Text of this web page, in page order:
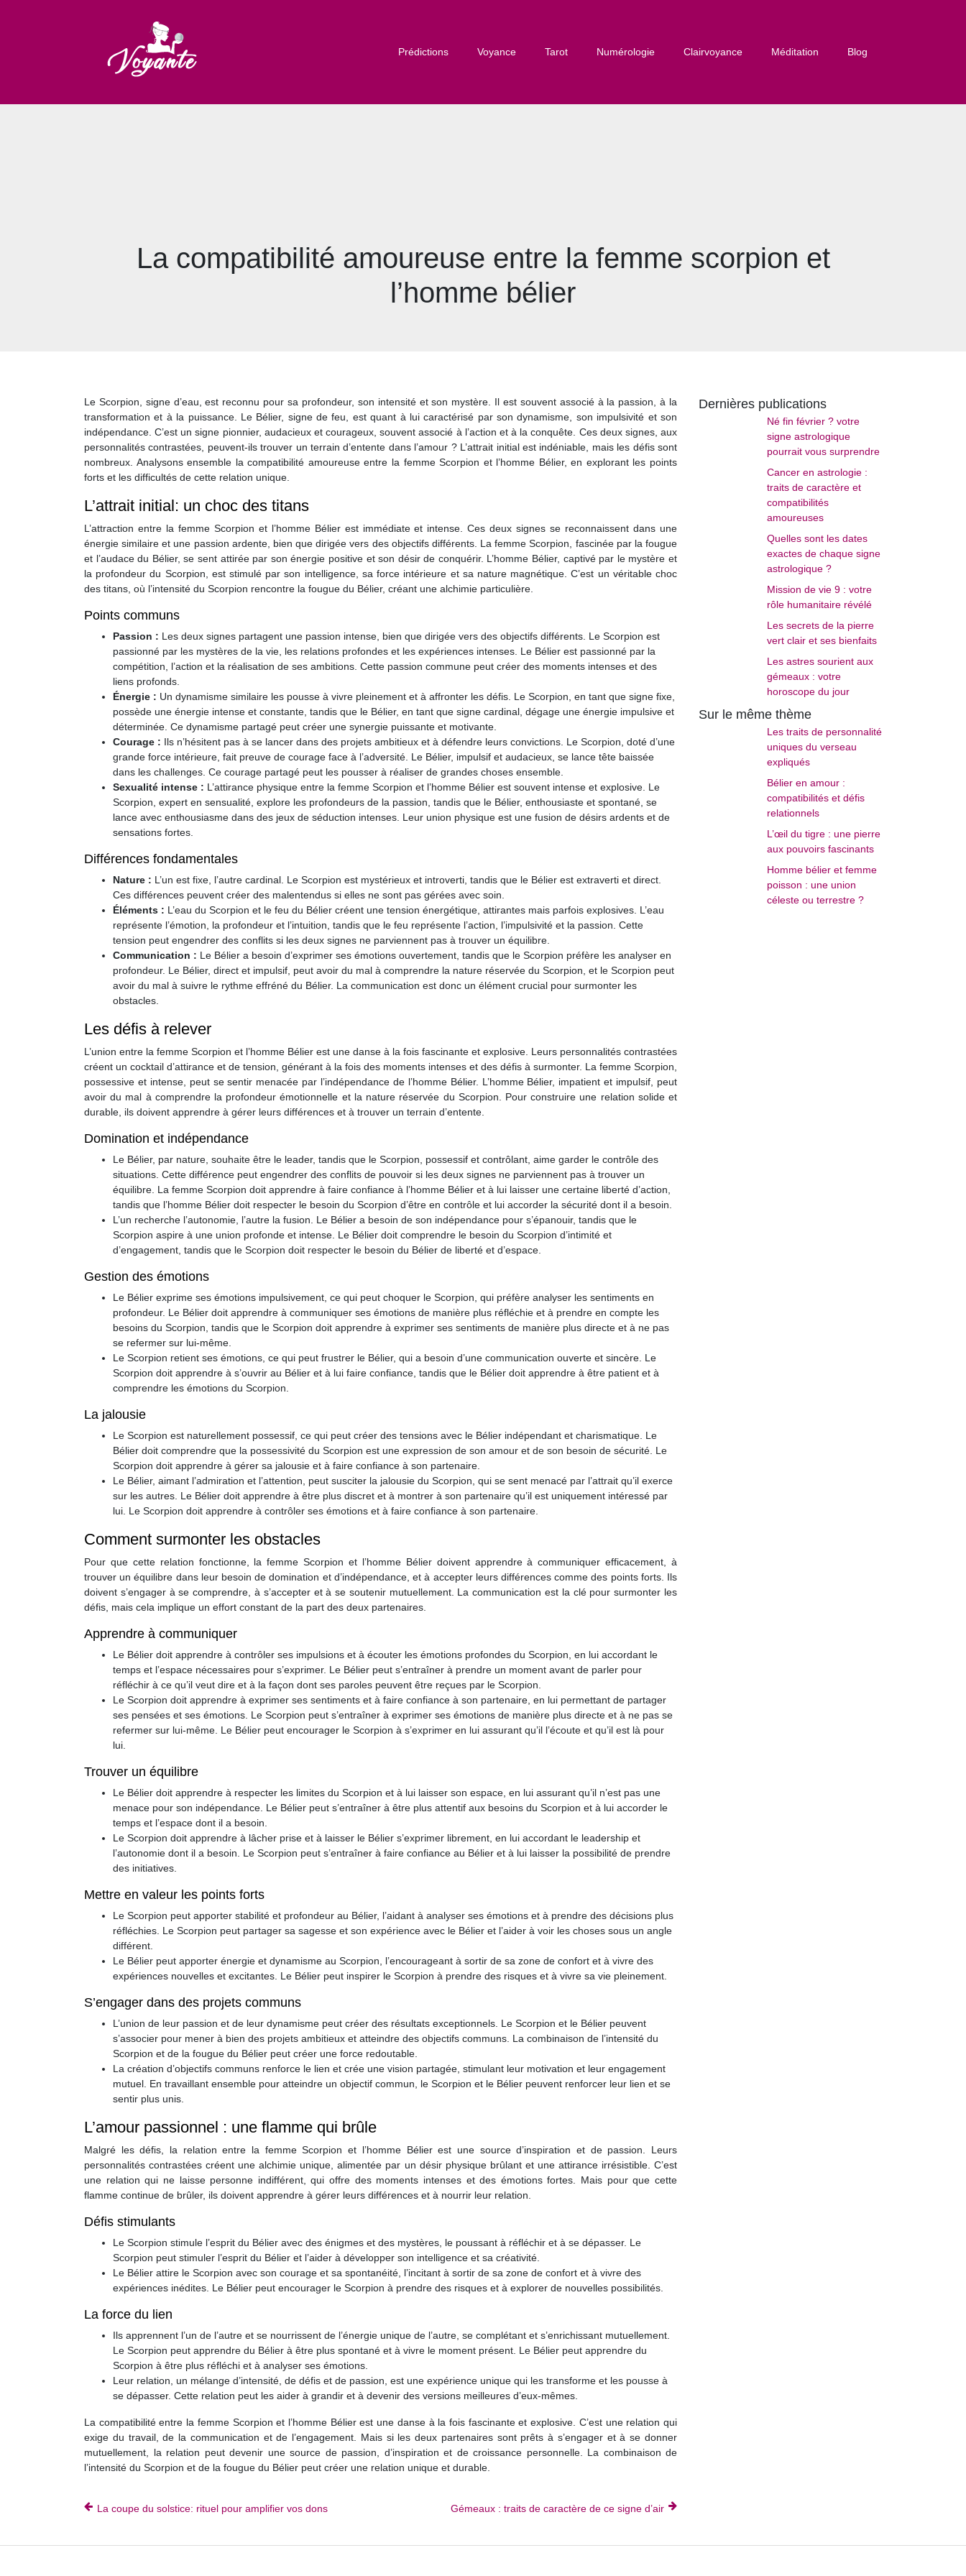
Prédictions Voyance Tarot Numérologie Clairvoyance Méditation Blog
La compatibilité amoureuse entre la femme scorpion et
l’homme bélier
Le Scorpion, signe d’eau, est reconnu pour sa profondeur, son intensité et son mystère. Il est souvent associé à la passion, à la
transformation et à la puissance. Le Bélier, signe de feu, est quant à lui caractérisé par son dynamisme, son impulsivité et son
indépendance. C’est un signe pionnier, audacieux et courageux, souvent associé à l’action et à la conquête. Ces deux signes, aux
personnalités contrastées, peuvent-ils trouver un terrain d’entente dans l’amour ? L’attrait initial est indéniable, mais les défis sont
nombreux. Analysons ensemble la compatibilité amoureuse entre la femme Scorpion et l’homme Bélier, en explorant les points
forts et les difficultés de cette relation unique.
L’attrait initial: un choc des titans
L’attraction entre la femme Scorpion et l’homme Bélier est immédiate et intense. Ces deux signes se reconnaissent dans une
énergie similaire et une passion ardente, bien que dirigée vers des objectifs différents. La femme Scorpion, fascinée par la fougue
et l’audace du Bélier, se sent attirée par son énergie positive et son désir de conquérir. L’homme Bélier, captivé par le mystère et
la profondeur du Scorpion, est stimulé par son intelligence, sa force intérieure et sa nature magnétique. C’est un véritable choc
des titans, où l’intensité du Scorpion rencontre la fougue du Bélier, créant une alchimie particulière.
Points communs
Passion : Les deux signes partagent une passion intense, bien que dirigée vers des objectifs différents. Le Scorpion est
passionné par les mystères de la vie, les relations profondes et les expériences intenses. Le Bélier est passionné par la
compétition, l’action et la réalisation de ses ambitions. Cette passion commune peut créer des moments intenses et des
liens profonds.
Énergie : Un dynamisme similaire les pousse à vivre pleinement et à affronter les défis. Le Scorpion, en tant que signe fixe,
possède une énergie intense et constante, tandis que le Bélier, en tant que signe cardinal, dégage une énergie impulsive et
déterminée. Ce dynamisme partagé peut créer une synergie puissante et motivante.
Courage : Ils n’hésitent pas à se lancer dans des projets ambitieux et à défendre leurs convictions. Le Scorpion, doté d’une
grande force intérieure, fait preuve de courage face à l’adversité. Le Bélier, impulsif et audacieux, se lance tête baissée
dans les challenges. Ce courage partagé peut les pousser à réaliser de grandes choses ensemble.
Sexualité intense : L’attirance physique entre la femme Scorpion et l’homme Bélier est souvent intense et explosive. Le
Scorpion, expert en sensualité, explore les profondeurs de la passion, tandis que le Bélier, enthousiaste et spontané, se
lance avec enthousiasme dans des jeux de séduction intenses. Leur union physique est une fusion de désirs ardents et de
sensations fortes.
Différences fondamentales
Nature : L’un est fixe, l’autre cardinal. Le Scorpion est mystérieux et introverti, tandis que le Bélier est extraverti et direct.
Ces différences peuvent créer des malentendus si elles ne sont pas gérées avec soin.
Éléments : L’eau du Scorpion et le feu du Bélier créent une tension énergétique, attirantes mais parfois explosives. L’eau
représente l’émotion, la profondeur et l’intuition, tandis que le feu représente l’action, l’impulsivité et la passion. Cette
tension peut engendrer des conflits si les deux signes ne parviennent pas à trouver un équilibre.
Communication : Le Bélier a besoin d’exprimer ses émotions ouvertement, tandis que le Scorpion préfère les analyser en
profondeur. Le Bélier, direct et impulsif, peut avoir du mal à comprendre la nature réservée du Scorpion, et le Scorpion peut
avoir du mal à suivre le rythme effréné du Bélier. La communication est donc un élément crucial pour surmonter les
obstacles.
Les défis à relever
L’union entre la femme Scorpion et l’homme Bélier est une danse à la fois fascinante et explosive. Leurs personnalités contrastées
créent un cocktail d’attirance et de tension, générant à la fois des moments intenses et des défis à surmonter. La femme Scorpion,
possessive et intense, peut se sentir menacée par l’indépendance de l’homme Bélier. L’homme Bélier, impatient et impulsif, peut
avoir du mal à comprendre la profondeur émotionnelle et la nature réservée du Scorpion. Pour construire une relation solide et
durable, ils doivent apprendre à gérer leurs différences et à trouver un terrain d’entente.
Domination et indépendance
Le Bélier, par nature, souhaite être le leader, tandis que le Scorpion, possessif et contrôlant, aime garder le contrôle des
situations. Cette différence peut engendrer des conflits de pouvoir si les deux signes ne parviennent pas à trouver un
équilibre. La femme Scorpion doit apprendre à faire confiance à l’homme Bélier et à lui laisser une certaine liberté d’action,
tandis que l’homme Bélier doit respecter le besoin du Scorpion d’être en contrôle et lui accorder la sécurité dont il a besoin.
L’un recherche l’autonomie, l’autre la fusion. Le Bélier a besoin de son indépendance pour s’épanouir, tandis que le
Scorpion aspire à une union profonde et intense. Le Bélier doit comprendre le besoin du Scorpion d’intimité et
d’engagement, tandis que le Scorpion doit respecter le besoin du Bélier de liberté et d’espace.
Gestion des émotions
Le Bélier exprime ses émotions impulsivement, ce qui peut choquer le Scorpion, qui préfère analyser les sentiments en
profondeur. Le Bélier doit apprendre à communiquer ses émotions de manière plus réfléchie et à prendre en compte les
besoins du Scorpion, tandis que le Scorpion doit apprendre à exprimer ses sentiments de manière plus directe et à ne pas
se refermer sur lui-même.
Le Scorpion retient ses émotions, ce qui peut frustrer le Bélier, qui a besoin d’une communication ouverte et sincère. Le
Scorpion doit apprendre à s’ouvrir au Bélier et à lui faire confiance, tandis que le Bélier doit apprendre à être patient et à
comprendre les émotions du Scorpion.
La jalousie
Le Scorpion est naturellement possessif, ce qui peut créer des tensions avec le Bélier indépendant et charismatique. Le
Bélier doit comprendre que la possessivité du Scorpion est une expression de son amour et de son besoin de sécurité. Le
Scorpion doit apprendre à gérer sa jalousie et à faire confiance à son partenaire.
Le Bélier, aimant l’admiration et l’attention, peut susciter la jalousie du Scorpion, qui se sent menacé par l’attrait qu’il exerce
sur les autres. Le Bélier doit apprendre à être plus discret et à montrer à son partenaire qu’il est uniquement intéressé par
lui. Le Scorpion doit apprendre à contrôler ses émotions et à faire confiance à son partenaire.
Comment surmonter les obstacles
Pour que cette relation fonctionne, la femme Scorpion et l’homme Bélier doivent apprendre à communiquer efficacement, à
trouver un équilibre dans leur besoin de domination et d’indépendance, et à accepter leurs différences comme des points forts. Ils
doivent s’engager à se comprendre, à s’accepter et à se soutenir mutuellement. La communication est la clé pour surmonter les
défis, mais cela implique un effort constant de la part des deux partenaires.
Apprendre à communiquer
Le Bélier doit apprendre à contrôler ses impulsions et à écouter les émotions profondes du Scorpion, en lui accordant le
temps et l’espace nécessaires pour s’exprimer. Le Bélier peut s’entraîner à prendre un moment avant de parler pour
réfléchir à ce qu’il veut dire et à la façon dont ses paroles peuvent être reçues par le Scorpion.
Le Scorpion doit apprendre à exprimer ses sentiments et à faire confiance à son partenaire, en lui permettant de partager
ses pensées et ses émotions. Le Scorpion peut s’entraîner à exprimer ses émotions de manière plus directe et à ne pas se
refermer sur lui-même. Le Bélier peut encourager le Scorpion à s’exprimer en lui assurant qu’il l’écoute et qu’il est là pour
lui.
Trouver un équilibre
Le Bélier doit apprendre à respecter les limites du Scorpion et à lui laisser son espace, en lui assurant qu’il n’est pas une
menace pour son indépendance. Le Bélier peut s’entraîner à être plus attentif aux besoins du Scorpion et à lui accorder le
temps et l’espace dont il a besoin.
Le Scorpion doit apprendre à lâcher prise et à laisser le Bélier s’exprimer librement, en lui accordant le leadership et
l’autonomie dont il a besoin. Le Scorpion peut s’entraîner à faire confiance au Bélier et à lui laisser la possibilité de prendre
des initiatives.
Mettre en valeur les points forts
Le Scorpion peut apporter stabilité et profondeur au Bélier, l’aidant à analyser ses émotions et à prendre des décisions plus
réfléchies. Le Scorpion peut partager sa sagesse et son expérience avec le Bélier et l’aider à voir les choses sous un angle
différent.
Le Bélier peut apporter énergie et dynamisme au Scorpion, l’encourageant à sortir de sa zone de confort et à vivre des
expériences nouvelles et excitantes. Le Bélier peut inspirer le Scorpion à prendre des risques et à vivre sa vie pleinement.
S’engager dans des projets communs
L’union de leur passion et de leur dynamisme peut créer des résultats exceptionnels. Le Scorpion et le Bélier peuvent
s’associer pour mener à bien des projets ambitieux et atteindre des objectifs communs. La combinaison de l’intensité du
Scorpion et de la fougue du Bélier peut créer une force redoutable.
La création d’objectifs communs renforce le lien et crée une vision partagée, stimulant leur motivation et leur engagement
mutuel. En travaillant ensemble pour atteindre un objectif commun, le Scorpion et le Bélier peuvent renforcer leur lien et se
sentir plus unis.
L’amour passionnel : une flamme qui brûle
Malgré les défis, la relation entre la femme Scorpion et l’homme Bélier est une source d’inspiration et de passion. Leurs
personnalités contrastées créent une alchimie unique, alimentée par un désir physique brûlant et une attirance irrésistible. C’est
une relation qui ne laisse personne indifférent, qui offre des moments intenses et des émotions fortes. Mais pour que cette
flamme continue de brûler, ils doivent apprendre à gérer leurs différences et à nourrir leur relation.
Défis stimulants
Le Scorpion stimule l’esprit du Bélier avec des énigmes et des mystères, le poussant à réfléchir et à se dépasser. Le
Scorpion peut stimuler l’esprit du Bélier et l’aider à développer son intelligence et sa créativité.
Le Bélier attire le Scorpion avec son courage et sa spontanéité, l’incitant à sortir de sa zone de confort et à vivre des
expériences inédites. Le Bélier peut encourager le Scorpion à prendre des risques et à explorer de nouvelles possibilités.
La force du lien
Ils apprennent l’un de l’autre et se nourrissent de l’énergie unique de l’autre, se complétant et s’enrichissant mutuellement.
Le Scorpion peut apprendre du Bélier à être plus spontané et à vivre le moment présent. Le Bélier peut apprendre du
Scorpion à être plus réfléchi et à analyser ses émotions.
Leur relation, un mélange d’intensité, de défis et de passion, est une expérience unique qui les transforme et les pousse à
se dépasser. Cette relation peut les aider à grandir et à devenir des versions meilleures d’eux-mêmes.
La compatibilité entre la femme Scorpion et l’homme Bélier est une danse à la fois fascinante et explosive. C’est une relation qui
exige du travail, de la communication et de l’engagement. Mais si les deux partenaires sont prêts à s’engager et à se donner
mutuellement, la relation peut devenir une source de passion, d’inspiration et de croissance personnelle. La combinaison de
l’intensité du Scorpion et de la fougue du Bélier peut créer une relation unique et durable.
La coupe du solstice: rituel pour amplifier vos dons Gémeaux : traits de caractère de ce signe d’air
Dernières publications
Né fin février ? votre
signe astrologique
pourrait vous surprendre
Cancer en astrologie :
traits de caractère et
compatibilités
amoureuses
Quelles sont les dates
exactes de chaque signe
astrologique ?
Mission de vie 9 : votre
rôle humanitaire révélé
Les secrets de la pierre
vert clair et ses bienfaits
Les astres sourient aux
gémeaux : votre
horoscope du jour
Sur le même thème
Les traits de personnalité
uniques du verseau
expliqués
Bélier en amour :
compatibilités et défis
relationnels
L’œil du tigre : une pierre
aux pouvoirs fascinants
Homme bélier et femme
poisson : une union
céleste ou terrestre ?